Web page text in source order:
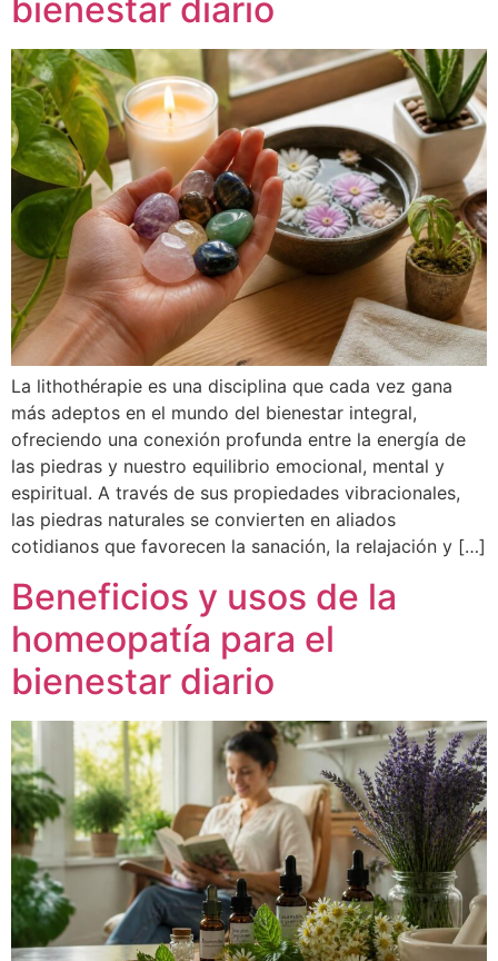
bienestar diario
La lithothérapie es una disciplina que cada vez gana
más adeptos en el mundo del bienestar integral,
ofreciendo una conexión profunda entre la energía de
las piedras y nuestro equilibrio emocional, mental y
espiritual. A través de sus propiedades vibracionales,
las piedras naturales se convierten en aliados
cotidianos que favorecen la sanación, la relajación y […]
Beneficios y usos de la
homeopatía para el
bienestar diario